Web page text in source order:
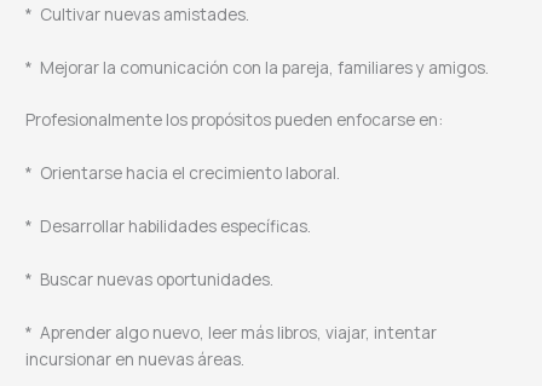
* Cultivar nuevas amistades.
* Mejorar la comunicación con la pareja, familiares y amigos.
Profesionalmente los propósitos pueden enfocarse en:
* Orientarse hacia el crecimiento laboral.
* Desarrollar habilidades específicas.
* Buscar nuevas oportunidades.
* Aprender algo nuevo, leer más libros, viajar, intentar
incursionar en nuevas áreas.